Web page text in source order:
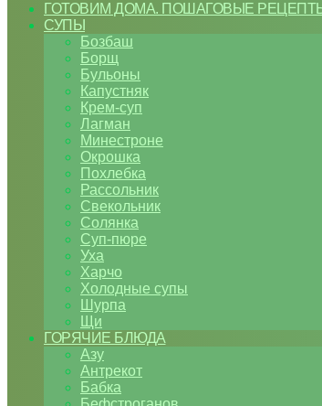
ГОТОВИМ ДОМА. ПОШАГОВЫЕ
СУПЫ
Бозбаш
Борщ
Бульоны
Капустняк
Крем-суп
Лагман
Минестроне
Окрошка
Похлебка
Рассольник
Свекольник
Солянка
Суп-пюре
Уха
Харчо
Холодные супы
Шурпа
Щи
ГОРЯЧИЕ БЛЮДА
Азу
Антрекот
Бабка